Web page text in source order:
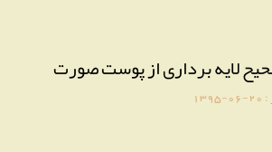
لایه برداری از پوست صورت
:
1395-06-20